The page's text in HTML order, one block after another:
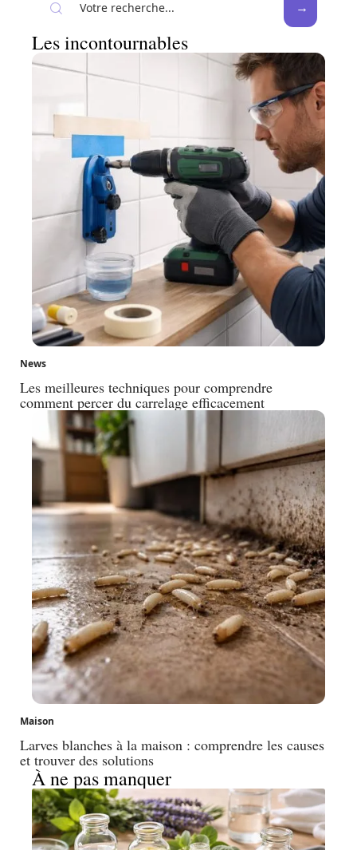
Les incontournables
News
Les meilleures techniques pour comprendre
comment percer du carrelage efficacement
Maison
Larves blanches à la maison : comprendre les causes
et trouver des solutions
À ne pas manquer